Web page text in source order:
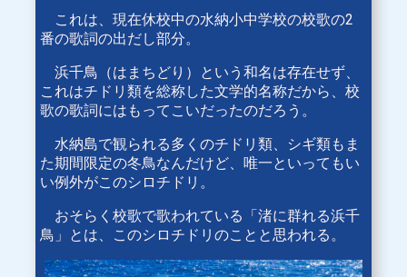
これは、現在休校中の水納小中学校の校歌の2
番の歌詞の出だし部分。
浜千鳥（はまちどり）という和名は存在せず、
これはチドリ類を総称した文学的名称だから、校
歌の歌詞にはもってこいだったのだろう。
水納島で観られる多くのチドリ類、シギ類もま
た期間限定の冬鳥なんだけど、唯一といってもい
い例外がこのシロチドリ。
おそらく校歌で歌われている「渚に群れる浜千
鳥」とは、このシロチドリのことと思われる。